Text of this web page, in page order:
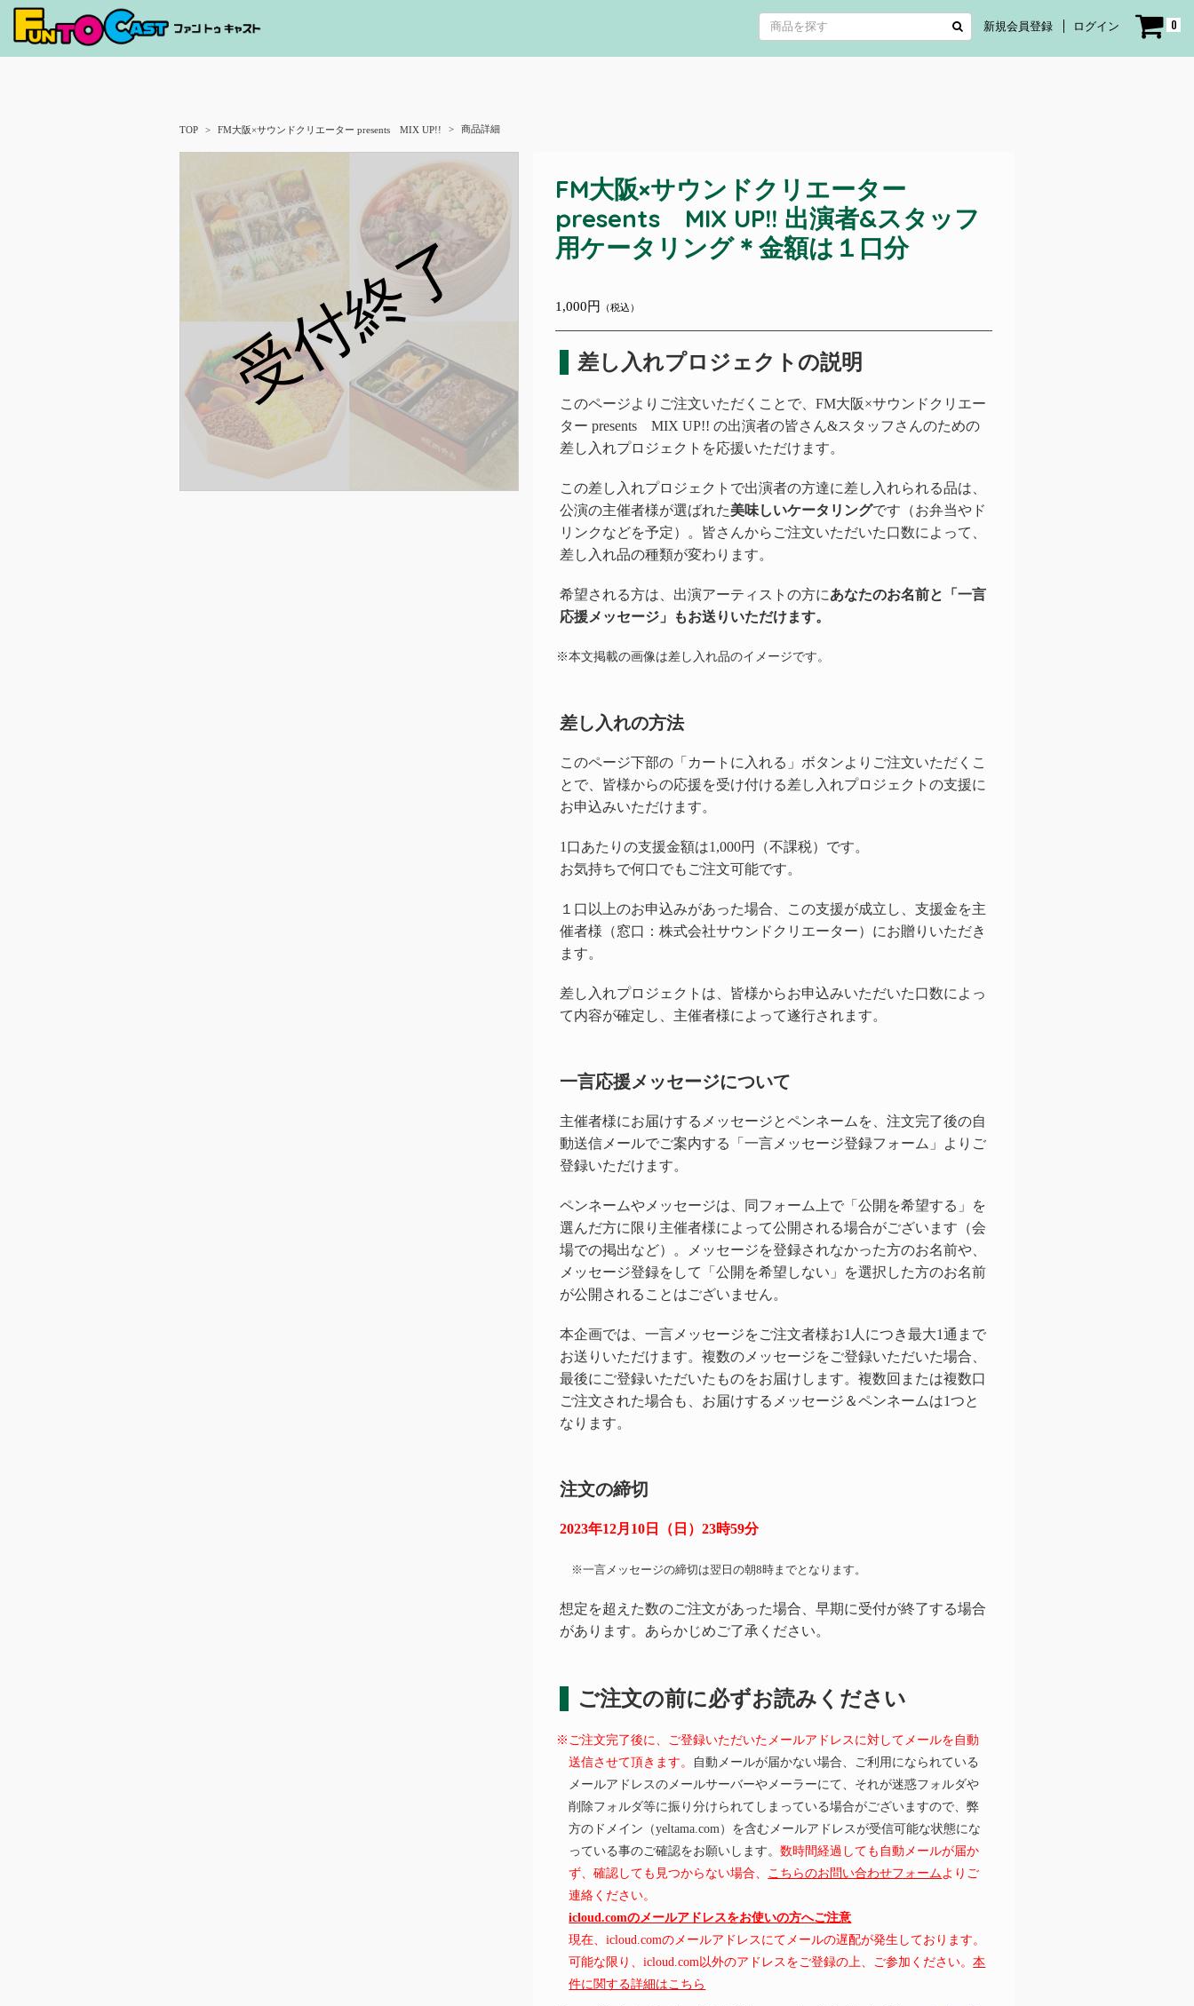
新規会員登録 ログイン 0
TOP FM大阪×サウンドクリエーター presents MIX UP!! 商品詳細
受付終了
FM大阪×サウンドクリエーター
presents MIX UP!! 出演者&スタッフ
用ケータリング＊金額は１口分
1,000円 （税込）
差し入れプロジェクトの説明
このページよりご注文いただくことで、FM大阪×サウンドクリエー
ター presents MIX UP!! の出演者の皆さん&スタッフさんのための
差し入れプロジェクトを応援いただけます。
この差し入れプロジェクトで出演者の方達に差し入れられる品は、
公演の主催者様が選ばれた美味しいケータリングです（お弁当やド
リンクなどを予定）。皆さんからご注文いただいた口数によって、
差し入れ品の種類が変わります。
希望される方は、出演アーティストの方にあなたのお名前と「一言
応援メッセージ」もお送りいただけます。
※本文掲載の画像は差し入れ品のイメージです。
差し入れの方法
このページ下部の「カートに入れる」ボタンよりご注文いただくこ
とで、皆様からの応援を受け付ける差し入れプロジェクトの支援に
お申込みいただけます。
1口あたりの支援金額は1,000円（不課税）です。
お気持ちで何口でもご注文可能です。
１口以上のお申込みがあった場合、この支援が成立し、支援金を主
催者様（窓口：株式会社サウンドクリエーター）にお贈りいただき
ます。
差し入れプロジェクトは、皆様からお申込みいただいた口数によっ
て内容が確定し、主催者様によって遂行されます。
一言応援メッセージについて
主催者様にお届けするメッセージとペンネームを、注文完了後の自
動送信メールでご案内する「一言メッセージ登録フォーム」よりご
登録いただけます。
ペンネームやメッセージは、同フォーム上で「公開を希望する」を
選んだ方に限り主催者様によって公開される場合がございます（会
場での掲出など）。メッセージを登録されなかった方のお名前や、
メッセージ登録をして「公開を希望しない」を選択した方のお名前
が公開されることはございません。
本企画では、一言メッセージをご注文者様お1人につき最大1通まで
お送りいただけます。複数のメッセージをご登録いただいた場合、
最後にご登録いただいたものをお届けします。複数回または複数口
ご注文された場合も、お届けするメッセージ＆ペンネームは1つと
なります。
注文の締切
2023年12月10日（日）23時59分
※一言メッセージの締切は翌日の朝8時までとなります。
想定を超えた数のご注文があった場合、早期に受付が終了する場合
があります。あらかじめご了承ください。
ご注文の前に必ずお読みください
※ご注文完了後に、ご登録いただいたメールアドレスに対してメールを自動
送信させて頂きます。
自動メールが届かない場合、ご利用になられている
メールアドレスのメールサーバーやメーラーにて、それが迷惑フォルダや
削除フォルダ等に振り分けられてしまっている場合がございますので、弊
方のドメイン（yeltama.com）を含むメールアドレスが受信可能な状態にな
っている事のご確認をお願いします。数時間経過しても自動メールが届か
ず、確認しても見つからない場合、
こちらのお問い合わせフォーム よりご
連絡ください。
icloud.comのメールアドレスをお使いの方へご注意
現在、icloud.comのメールアドレスにてメールの遅配が発生しております。
可能な限り、icloud.com以外のアドレスをご登録の上、ご参加ください。本
件に関する詳細はこちら